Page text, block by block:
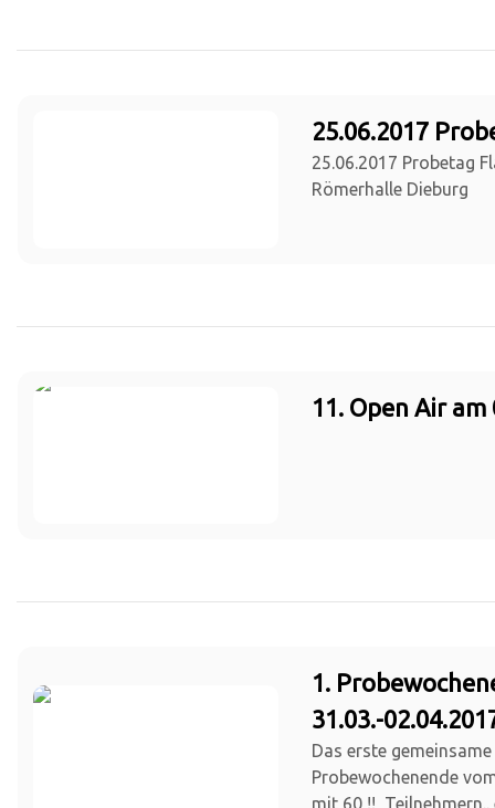
25.06.2017
25.06.2017 Probetag
Römerhalle Dieburg
11. Open Air am
1.
31.03.-
Das erste
Probewochenende
mit 60 !!